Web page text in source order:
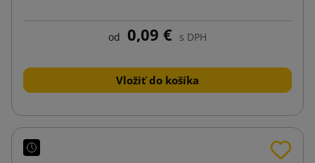
od 0,09 € s DPH
Vložiť do košíka